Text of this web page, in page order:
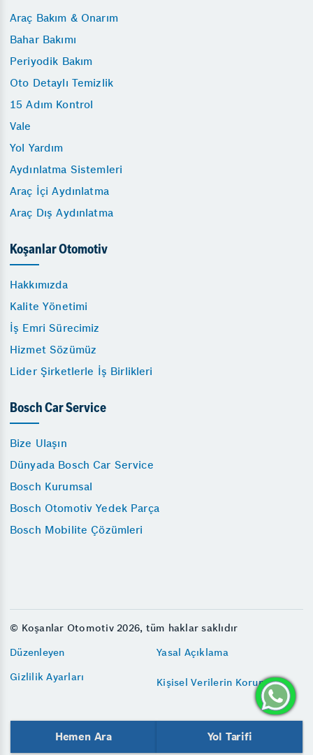
Araç Bakım & Onarım
Bahar Bakımı
Periyodik Bakım
Oto Detaylı Temizlik
15 Adım Kontrol
Vale
Yol Yardım
Aydınlatma Sistemleri
Araç İçi Aydınlatma
Araç Dış Aydınlatma
Koşanlar Otomotiv
Hakkımızda
Kalite Yönetimi
İş Emri Sürecimiz
Hizmet Sözümüz
Lider Şirketlerle İş Birlikleri
Bosch Car Service
Bize Ulaşın
Dünyada Bosch Car Service
Bosch Kurumsal
Bosch Otomotiv Yedek Parça
Bosch Mobilite Çözümleri
© Koşanlar Otomotiv 2026, tüm haklar saklıdır
Düzenleyen
Yasal Açıklama
Gizlilik Ayarları
Kişisel Verilerin Korunması
Hemen Ara Yol Tarifi